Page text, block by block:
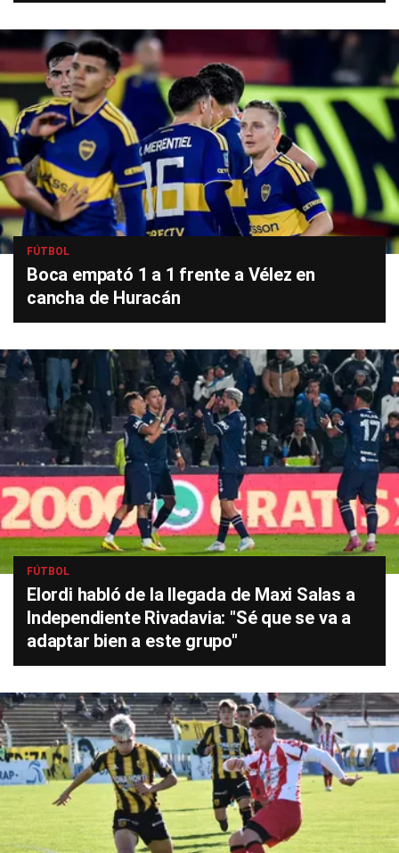
FÚTBOL
Boca empató 1 a 1 frente a Vélez en
cancha de Huracán
FÚTBOL
Elordi habló de la llegada de Maxi Salas a
Independiente Rivadavia: "Sé que se va a
adaptar bien a este grupo"